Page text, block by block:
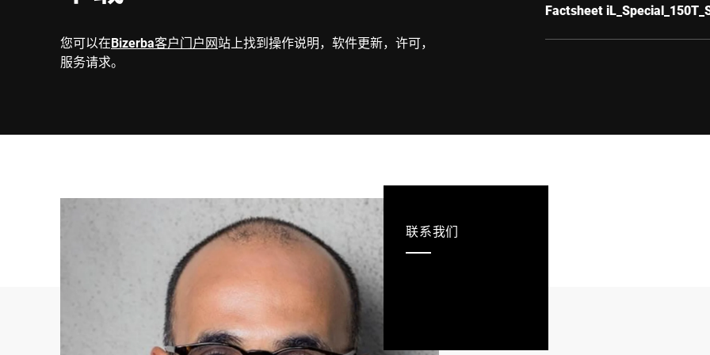
您可以在Bizerba客户门户网站上找到操作说明，软件更新，许可，
服务请求。
Factsheet
联系我们